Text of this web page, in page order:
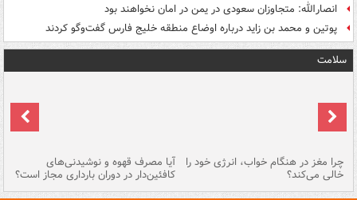
انصارالله: متجاوزان سعودی در یمن در امان نخواهند بود
پوتین و محمد بن زاید درباره اوضاع منطقه خلیج فارس گفت‌وگو کردند
سلامت
چرا مغز در هنگام خواب، انرژی خود را
خالی می‌کند؟
آیا مصرف قهوه و نوشیدنی‌های
کافئین‌دار در دوران بارداری مجاز است؟